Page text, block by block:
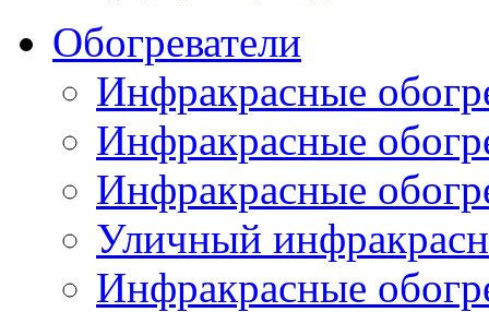
Обогреватели
Инфракрасные
Инфракрасные
Инфракрасные
Уличный
Инфракрасные